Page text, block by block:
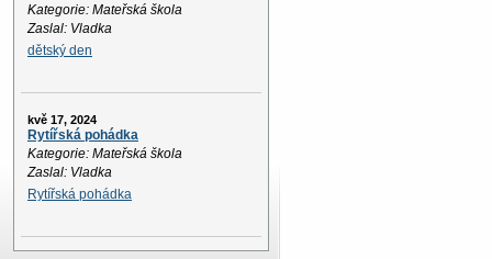
Kategorie: Mateřská škola
Zaslal: Vladka
dětský den
kvě 17, 2024
Rytířská pohádka
Kategorie: Mateřská škola
Zaslal: Vladka
Rytířská pohádka